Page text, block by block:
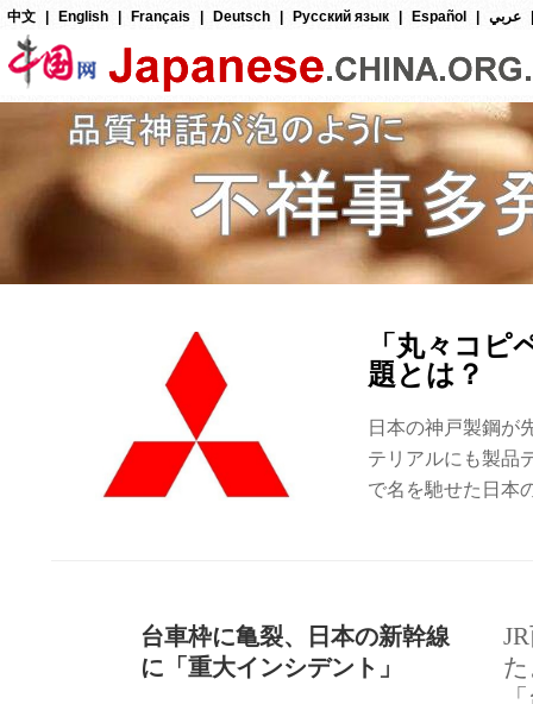
不祥事多発
が、先ごろ発覚し
ある…
台車枠に亀裂、日本の新幹線
に「重大インシデント」